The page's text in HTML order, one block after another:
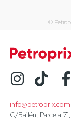
©
info@petroprix.com
C/Bailén, Parcela